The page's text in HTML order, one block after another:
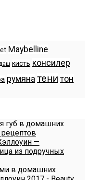
Maybelline
кисть консилер
румяна тени тон
губ в домашних
—
из подручных
в домашних